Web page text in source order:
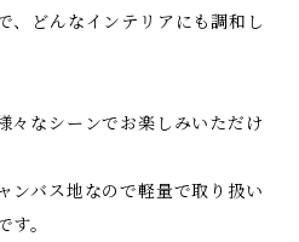
、どんなインテリアにも調和し
々なシーンでお楽しみいただけ
ンバス地なので軽量で取り扱い
。